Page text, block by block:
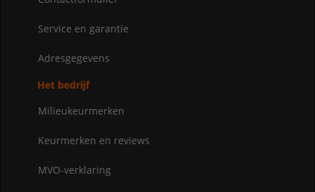
Service en garantie
Adresgegevens
Het bedrijf
Milieukeurmerken
Keurmerken en reviews
MVO-verklaring